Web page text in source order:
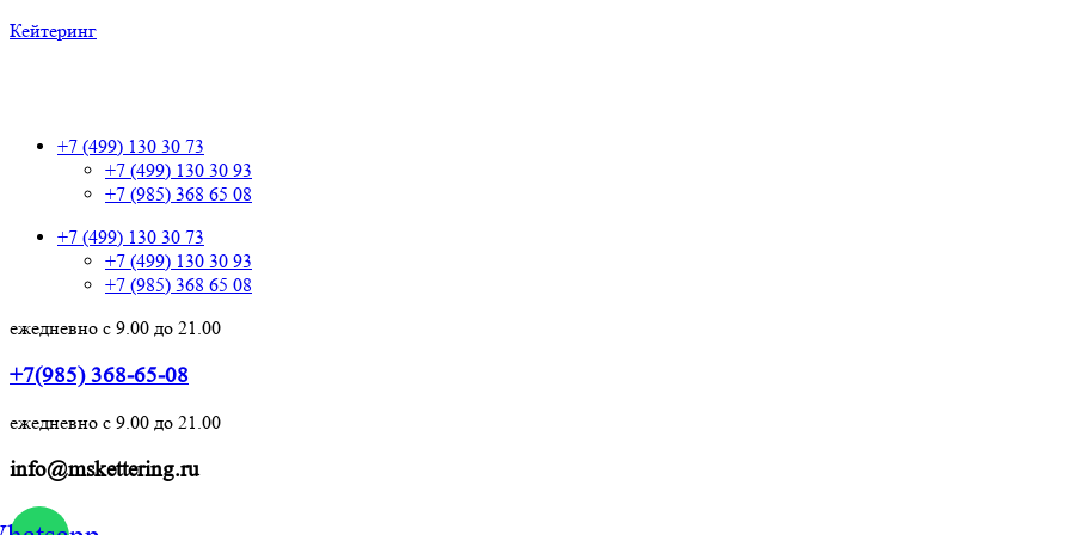
Кейтеринг
+7 (499) 130 30 73
+7 (499) 130 30 93
+7 (985) 368 65 08
+7 (499) 130 30 73
+7 (499) 130 30 93
+7 (985) 368 65 08
ежедневно с 9.00 до 21.00
+7(985) 368-65-08
ежедневно с 9.00 до 21.00
info@mskettering.ru